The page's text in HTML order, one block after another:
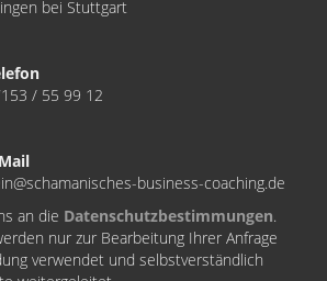
bei Stuttgart
/ 55 99 12
business-coaching.de
an die Datenschutzbestimmungen.
nur zur Bearbeitung Ihrer Anfrage
verwendet und selbstverständlich